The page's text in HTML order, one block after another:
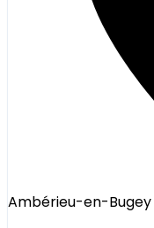
Ambérieu-en-Bugey